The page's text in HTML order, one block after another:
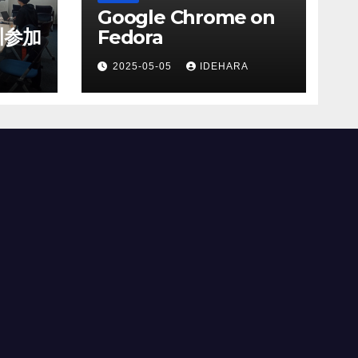
加
Google Chrome on
Fedora
2025-05-05 IDEHARA